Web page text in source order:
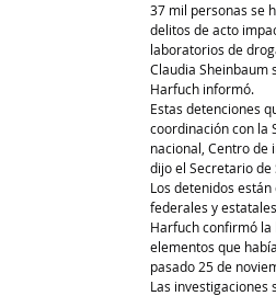
37 mil personas se
delitos de acto
laboratorios de
Claudia Sheinbaum
Harfuch informó.
Estas detenciones
coordinación con la
nacional, Centro de
dijo el Secretario
Los detenidos
federales y
Harfuch confirmó la
elementos que
pasado 25 de
Las investigaciones